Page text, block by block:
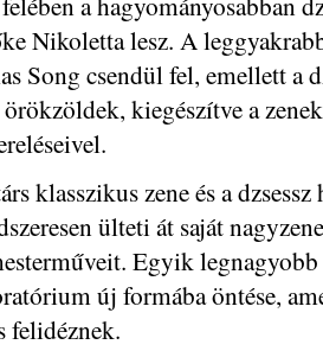
Nikoletta lesz. A
Song csendül fel, emellett a
kiegészítve a
klasszikus zene és a dzsessz
ülteti át saját
Egyik legnagyobb
új formába öntése,
felidéznek.